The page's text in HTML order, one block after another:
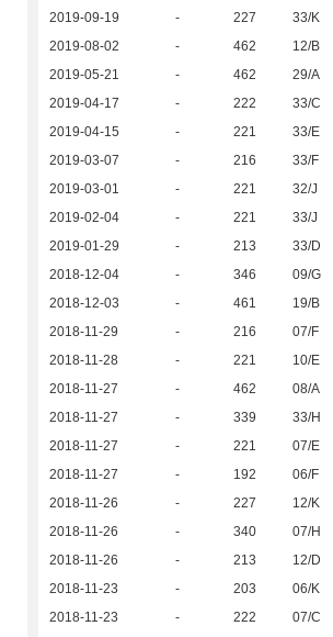
2019-09-19 - 227 33/K
2019-08-02
- 462 12/B
2019-05-21
- 462 29/A
2019-04-17
- 222 33/C
2019-04-15
- 221 33/E
2019-03-07
- 216 33/F
2019-03-01
- 221 32/J
2019-02-04
- 221 33/J
2019-01-29
- 213 33/D
2018-12-04
- 346 09/G
2018-12-03
- 461 19/B
2018-11-29
- 216 07/F
2018-11-28
- 221 10/E
2018-11-27
- 462 08/A
2018-11-27
- 339 33/H
2018-11-27
- 221 07/E
2018-11-27
- 192 06/F
2018-11-26
- 227 12/K
2018-11-26
- 340 07/H
2018-11-26
- 213 12/D
2018-11-23
- 203 06/K
2018-11-23
- 222 07/C